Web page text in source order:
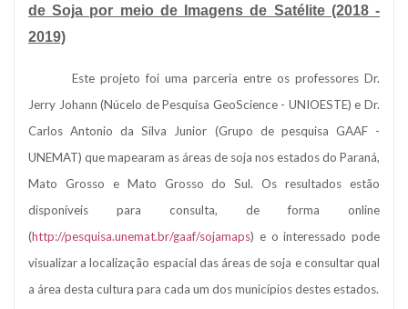
de Soja por meio de Imagens de Satélite (2018 -
2019)
Este projeto foi uma parceria entre os professores Dr.
Jerry Johann (Núcelo de Pesquisa GeoScience - UNIOESTE) e Dr.
Carlos Antonio da Silva Junior (Grupo de pesquisa GAAF -
UNEMAT) que mapearam as áreas de soja nos estados do Paraná,
Mato Grosso e Mato Grosso do Sul. Os resultados estão
disponíveis para consulta, de forma online
(http://pesquisa.unemat.br/gaaf/sojamaps) e o interessado pode
visualizar a localização espacial das áreas de soja e consultar qual
a área desta cultura para cada um dos municípios destes estados.